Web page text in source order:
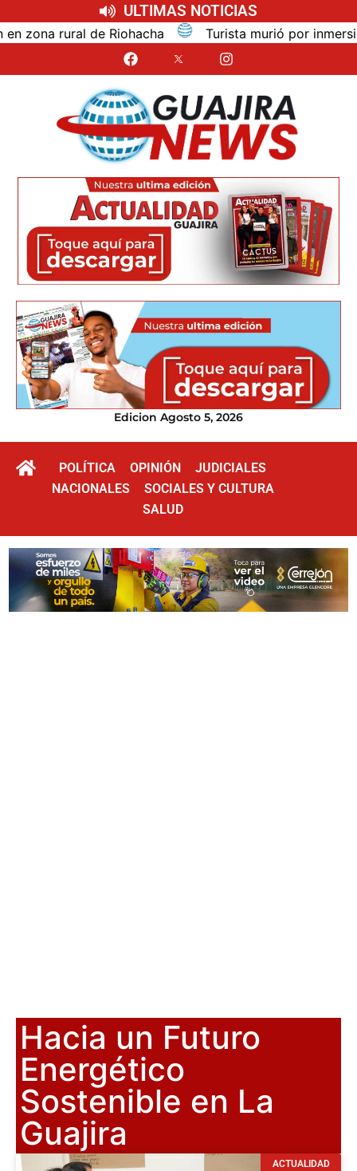
ULTIMAS NOTICIAS
rural de Riohacha Turista murió por inmersión
Edicion Agosto 5, 2026
POLÍTICA OPINIÓN
JUDICIALES
NACIONALES
SOCIALES Y CULTURA
SALUD
Hacia un Futuro
Energético
Sostenible en La
Guajira
ACTUALIDAD